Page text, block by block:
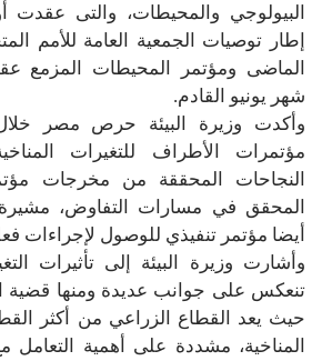
البيولوجي والمحيطات، والتى عقدت
الماضى ومؤتمر المحيطات المزمع
شهر يونيو القادم.
وأكدت وزيرة البيئة حرص مصر
مؤتمرات الأطراف للتغيرات
النجاحات المحققة من مخرجات
أيضا مؤتمر تنفيذي للوصول لإجراءات
وأشارت وزيرة البيئة إلى تأثيرات
تنعكس على جوانب عديدة ومنها قضية
حيث يعد القطاع الزراعي من أكثر
المناخية، مشددة على أهمية